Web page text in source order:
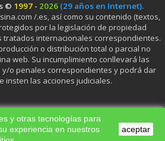
© 1997- 2026 (29 años en Internet).
/.es, así como su contenido (textos,
por la legislación de propiedad
tratados internacionales correspondientes.
o distribución total o parcial no
web. Su incumplimiento conllevará las
o penales correspondientes y podrá dar
insten las acciones judiciales.
y otras tecnologías para
experiencia en nuestros
aceptar